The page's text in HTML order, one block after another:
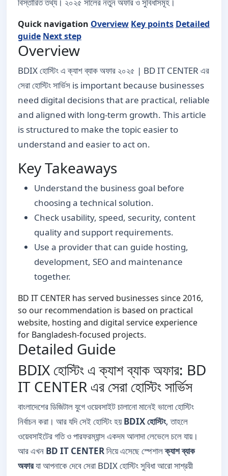
Quick navigation Overview Key points Detailed
guide Next step
Overview
BDIX হোস্টিং এ ক্যাশ ব্যাক অফার ২০২৫ | BD IT CENTER এর
সেরা হোস্টিং সার্ভিস is important because businesses
need digital decisions that are practical, reliable
and aligned with long-term growth. This article
is structured to make the topic easier to
understand and easier to act on.
Key Takeaways
Understand the business goal before
choosing a technical solution.
Check usability, speed, security, content
quality and support requirements.
Use a provider that can guide hosting,
development, SEO and maintenance
together.
BD IT CENTER has served businesses since 2016,
so our recommendation is based on practical
website, hosting and digital service experience
for Bangladesh-focused projects.
Detailed Guide
BDIX হোস্টিং এ ক্যাশ ব্যাক অফার: BD
IT CENTER এর সেরা হোস্টিং সার্ভিস
বাংলাদেশের ডিজিটাল যুগে ওয়েবসাইট চালানো মানেই ভালো হোস্টিং
নির্বাচন করা। আর যদি সেই হোস্টিং হয়BDIX হোস্টিং, তাহলে
ওয়েবসাইটের গতি ও পারফরম্যান্স একদম আলাদা লেভেলে চলে যায়।
আর এখন BD IT CENTERনিয়ে এসেছে স্পেশালক্যাশ ব্যাক
অফারযা আপনাকে দেবে সেরা BDIX হোস্টিং সুবিধা আরো সাশ্রয়ী